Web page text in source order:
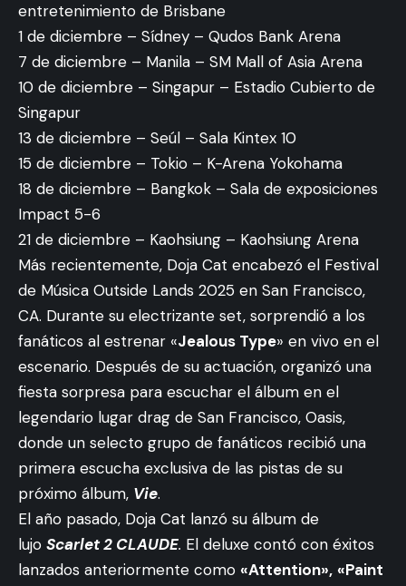
entretenimiento de Brisbane
1 de diciembre – Sídney – Qudos Bank Arena
7 de diciembre – Manila – SM Mall of Asia Arena
10 de diciembre – Singapur – Estadio Cubierto de
Singapur
13 de diciembre – Seúl – Sala Kintex 10
15 de diciembre – Tokio – K-Arena Yokohama
18 de diciembre – Bangkok – Sala de exposiciones
Impact 5-6
21 de diciembre – Kaohsiung – Kaohsiung Arena
Más recientemente, Doja Cat encabezó el Festival
de Música Outside Lands 2025 en San Francisco,
CA. Durante su electrizante set, sorprendió a los
fanáticos al estrenar «Jealous Type» en vivo en el
escenario. Después de su actuación, organizó una
fiesta sorpresa para escuchar el álbum en el
legendario lugar drag de San Francisco, Oasis,
donde un selecto grupo de fanáticos recibió una
primera escucha exclusiva de las pistas de su
próximo álbum, Vie.
El año pasado, Doja Cat lanzó su álbum de
lujo Scarlet 2 CLAUDE. El deluxe contó con éxitos
lanzados anteriormente como «Attention», «Paint